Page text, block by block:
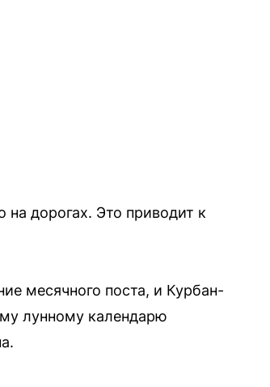
дорогах. Это приводит к
месячного поста, и Курбан-
лунному календарю